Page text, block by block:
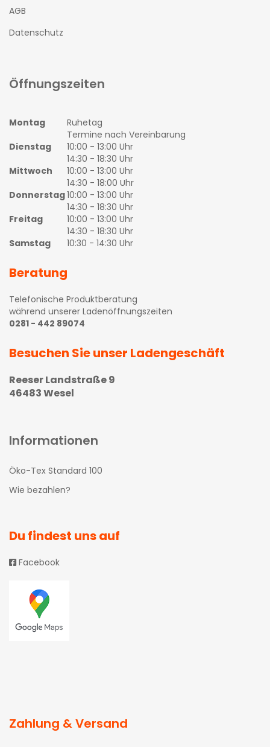
AGB
Datenschutz
Öffnungszeiten
Montag
Ruhetag
Termine nach Vereinbarung
Dienstag
10:00 - 13:00 Uhr
14:30 - 18:30 Uhr
Mittwoch
10:00 - 13:00 Uhr
14:30 - 18:00 Uhr
Donnerstag10:00 - 13:00 Uhr
14:30 - 18:30 Uhr
Freitag
10:00 - 13:00 Uhr
14:30 - 18:30 Uhr
Samstag
10:30 - 14:30 Uhr
Beratung
Telefonische Produktberatung
während unserer Ladenöffnungszeiten
0281 - 442 89074
Besuchen Sie unser Ladengeschäft
Reeser Landstraße 9
46483 Wesel
Informationen
Öko-Tex Standard 100
Wie bezahlen?
Du findest uns auf
Facebook
Zahlung & Versand